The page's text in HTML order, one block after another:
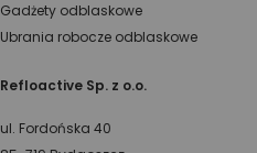
Gadżety odblaskowe
Ubrania robocze odblaskowe
Refloactive Sp. z o.o.
ul. Fordońska 40